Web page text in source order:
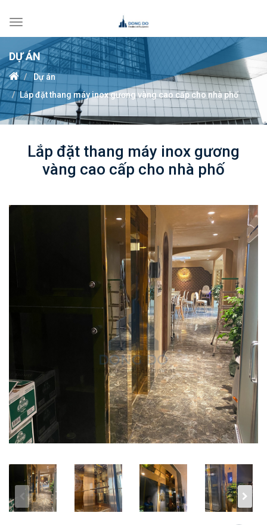
Toggle
navigation
DỰ ÁN
Dự án
Lắp đặt thang máy inox gương vàng cao cấp cho nhà phố
Lắp đặt thang máy inox gương
vàng cao cấp cho nhà phố